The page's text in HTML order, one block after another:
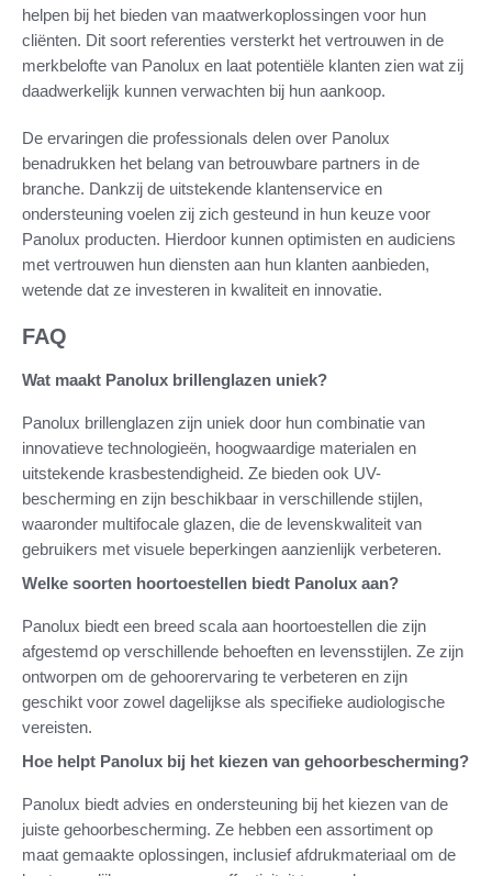
helpen bij het bieden van maatwerkoplossingen voor hun
cliënten. Dit soort referenties versterkt het vertrouwen in de
merkbelofte van Panolux en laat potentiële klanten zien wat zij
daadwerkelijk kunnen verwachten bij hun aankoop.
De ervaringen die professionals delen over Panolux
benadrukken het belang van betrouwbare partners in de
branche. Dankzij de uitstekende klantenservice en
ondersteuning voelen zij zich gesteund in hun keuze voor
Panolux producten. Hierdoor kunnen optimisten en audiciens
met vertrouwen hun diensten aan hun klanten aanbieden,
wetende dat ze investeren in kwaliteit en innovatie.
FAQ
Wat maakt Panolux brillenglazen uniek?
Panolux brillenglazen zijn uniek door hun combinatie van
innovatieve technologieën, hoogwaardige materialen en
uitstekende krasbestendigheid. Ze bieden ook UV-
bescherming en zijn beschikbaar in verschillende stijlen,
waaronder multifocale glazen, die de levenskwaliteit van
gebruikers met visuele beperkingen aanzienlijk verbeteren.
Welke soorten hoortoestellen biedt Panolux aan?
Panolux biedt een breed scala aan hoortoestellen die zijn
afgestemd op verschillende behoeften en levensstijlen. Ze zijn
ontworpen om de gehoorervaring te verbeteren en zijn
geschikt voor zowel dagelijkse als specifieke audiologische
vereisten.
Hoe helpt Panolux bij het kiezen van gehoorbescherming?
Panolux biedt advies en ondersteuning bij het kiezen van de
juiste gehoorbescherming. Ze hebben een assortiment op
maat gemaakte oplossingen, inclusief afdrukmateriaal om de